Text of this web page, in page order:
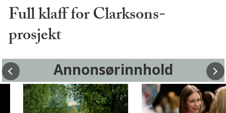
Full klaff for Clarksons-
prosjekt
Annonsørinnhold